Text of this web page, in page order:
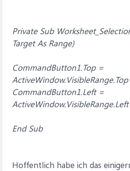
Private Sub
Target As Range)
CommandButton1.Top =
ActiveWindow.VisibleRange.Top
CommandButton1.Left =
ActiveWindow.VisibleRange.Left
End Sub
Hoffentlich habe ich das